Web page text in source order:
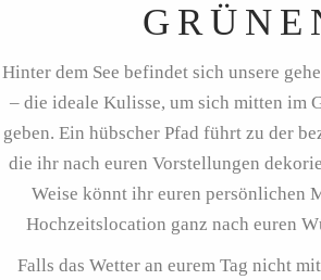
Hinter dem See befindet sich unsere
– die ideale Kulisse, um sich mitten im
geben. Ein hübscher Pfad führt zu der
die ihr nach euren Vorstellungen
Weise könnt ihr euren persönlichen
Hochzeitslocation ganz nach euren
Falls das Wetter an eurem Tag nicht